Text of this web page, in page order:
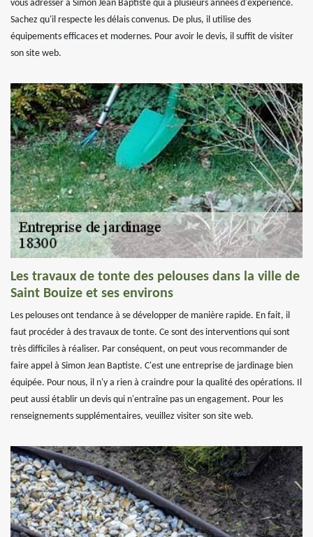
vous adresser à Simon Jean Baptiste qui a plusieurs années d'expérience.
Sachez qu'il respecte les délais convenus. De plus, il utilise des
équipements efficaces et modernes. Pour avoir le devis, il suffit de visiter
son site web.
Les travaux de tonte des pelouses dans la ville de
Saint Bouize et ses environs
Les pelouses ont tendance à se développer de manière rapide. En fait, il
faut procéder à des travaux de tonte. Ce sont des interventions qui sont
très difficiles à réaliser. Par conséquent, on peut vous recommander de
faire appel à Simon Jean Baptiste. C'est une entreprise de jardinage bien
équipée. Pour nous, il n'y a rien à craindre pour la qualité des opérations. Il
peut aussi établir un devis qui n'entraîne pas un engagement. Pour les
renseignements supplémentaires, veuillez visiter son site web.